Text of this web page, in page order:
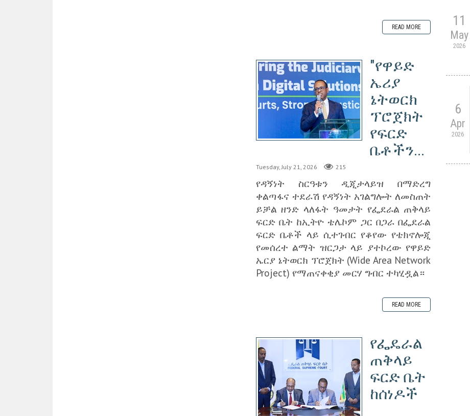
READ MORE
"የዋይድ
ኤሪያ
ኔትወርክ
ፕሮጀክት
የፍርድ
ቤቶችን...
Tuesday, July 21, 2026 215
የዳኝነት ስርዓቱን ዲጂታላይዝ በማድረግ
ቀልጣፋና ተደራሽ የዳኝነት አገልግሎት ለመስጠት
ይቻል ዘንድ ላለፋት ዓመታት የፌደራል ጠቅላይ
ፍርድ ቤት ከኢትዮ ቴሌኮም ጋር በጋራ በፌደራል
ፍርድ ቤቶች ላይ ሲተገብር የቆየው የቴክኖሎጂ
የመሰረተ ልማት ዝርጋታ ላይ ያተኮረው የዋይድ
ኤርያ ኔትወርክ ፕሮጀክት (Wide Area Network
Project) የማጠናቀቂያ መርሃ ግብር ተካሂዷል።
READ MORE
የፌዴራል
ጠቅላይ
ፍርድ ቤት
ከሰነዶች
11
May
2026
6
Apr
2026